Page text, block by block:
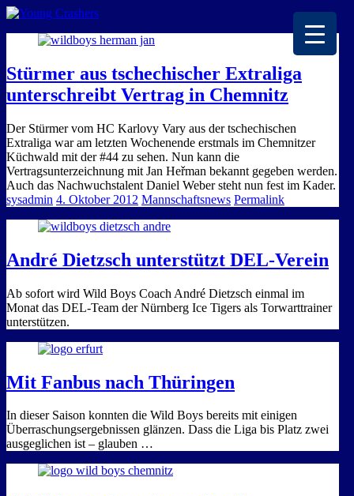
Stürmer aus tschechischer Extraliga
unterschreibt Vertrag in Chemnitz
Der Stürmer vom HC Karlovy Vary aus der tschechischen
Extraliga war am letzten Wochenende erstmals im Chemnitzer
Küchwald mit der #44 zu sehen. Nun kann die
Vertragsunterzeichnung mit Jan Heřman bekannt gegeben werden.
Auch das Nachwuchstalent Daniel Weber steht nun fest im Kader.
sysadmin 4. Oktober 2012 Mannschaftsnews Permalink
André Dietzsch unterstützt DEL-Verein
Ab sofort wird Wild Boys Coach André Dietzsch einmal im
Monat das DEL-Team der Nürnberg Ice Tigers als Torwarttrainer
unterstützen.
Mit Fanbus nach Thüringen
In dieser Saison konnten die Wild Boys bereits mit einigen
Überraschungsergebnissen glänzen. Dass die Liga bis Platz zwei
ausgeglichen ist – glauben …